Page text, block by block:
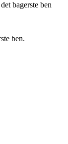
bagerste ben
ben.